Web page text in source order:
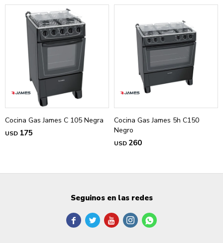
Cocina Gas James C 105 Negra
USD 175
Cocina Gas James 5h C150
Negro
USD 260
Seguinos en las redes
    